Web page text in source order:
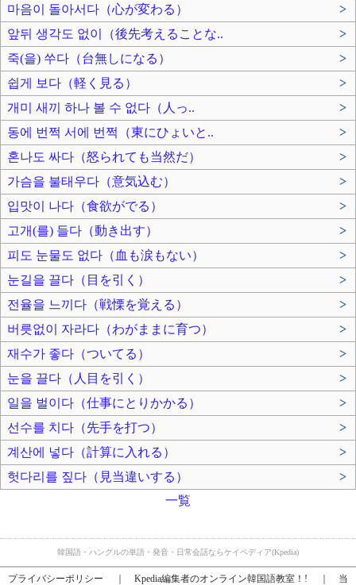
마음이 돌아서다（心が変わる）
>
앞뒤 생각도 없이（後先考えることな..
>
죽(을) 쑤다（台無しになる）
>
쉽게 보다（軽く見る）
>
개미 새끼 하나 볼 수 없다（人っ..
>
동에 번쩍 서에 번쩍（東にひょいと..
>
혼나도 싸다（怒られても当然だ）
>
가슴을 불태우다（意気込む）
>
입맛이 나다（食欲がでる）
>
고개(를) 들다（動き出す）
>
피도 눈물도 없다（血も涙もない）
>
눈길을 끌다（目を引く）
>
전율을 느끼다（戦慄を覚える）
>
버릇없이 자라다（わがままに育つ）
>
재수가 좋다（ついてる）
>
눈을 끌다（人目を引く）
>
일을 벌이다（仕事にとりかかる）
>
선수를 치다（先手を打つ）
>
계산에 넣다（計算に入れる）
>
헛다리를 짚다（見当違いする）
>
一覧
韓国語・ハングルの単語・発音・日常会話ならケイペディア(Kpedia)
プライバシーポリシー Kpedia編集者のオンライン韓国語教室！! 当